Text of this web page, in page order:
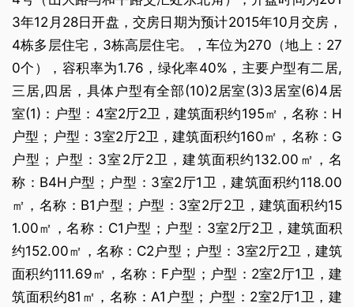
3年12月28日开盘，交房日期为预计2015年10月交房，
4栋多层住宅，3栋高层住宅。，车位为270（地上：27
0个），容积率为1.76，绿化率40%，主要户型有二居,
三居,四居，具体户型有全部(10)2居室(3)3居室(6)4居
室(1)：户型：4室2厅2卫，建筑面积约195㎡，名称：H
户型；户型：3室2厅2卫，建筑面积约160㎡，名称：G
户型；户型：3室2厅2卫，建筑面积约132.00㎡，名
称：B4H户型；户型：3室2厅1卫，建筑面积约118.00
㎡，名称：B1户型；户型：3室2厅2卫，建筑面积约15
1.00㎡，名称：C1户型；户型：3室2厅2卫，建筑面积
约152.00㎡，名称：C2户型；户型：3室2厅2卫，建筑
面积约111.69㎡，名称：F户型；户型：2室2厅1卫，建
筑面积约81㎡，名称：A1户型；户型：2室2厅1卫，建